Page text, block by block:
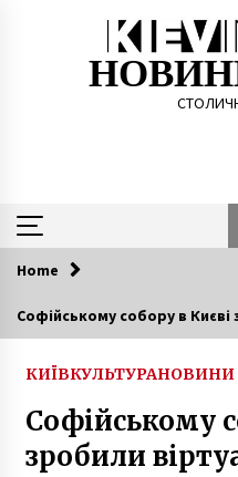
Читають зараз
по
В Києві у
несплату
Home
Софійському собору в Києві
КИЇВКУЛЬТУРАНОВИНИ
Софійському
зробили